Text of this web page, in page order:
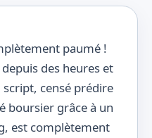
paumé !
des heures et
censé prédire
boursier grâce à un
est complètement